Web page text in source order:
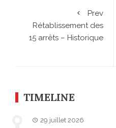
Prev
Rétablissement des
15 arrêts – Historique
TIMELINE
29 juillet 2026